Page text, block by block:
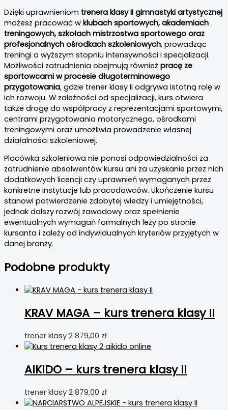
Dzięki uprawnieniom trenera klasy II gimnastyki artystycznej
możesz pracować w klubach sportowych, akademiach
treningowych, szkołach mistrzostwa sportowego oraz
profesjonalnych ośrodkach szkoleniowych, prowadząc
treningi o wyższym stopniu intensywności i specjalizacji.
Możliwości zatrudnienia obejmują również pracę ze
sportowcami w procesie długoterminowego
przygotowania, gdzie trener klasy II odgrywa istotną rolę w
ich rozwoju. W zależności od specjalizacji, kurs otwiera
także drogę do współpracy z reprezentacjami sportowymi,
centrami przygotowania motorycznego, ośrodkami
treningowymi oraz umożliwia prowadzenie własnej
działalności szkoleniowej.
Placówka szkoleniowa nie ponosi odpowiedzialności za
zatrudnienie absolwentów kursu ani za uzyskanie przez nich
dodatkowych licencji czy uprawnień wymaganych przez
konkretne instytucje lub pracodawców. Ukończenie kursu
stanowi potwierdzenie zdobytej wiedzy i umiejętności,
jednak dalszy rozwój zawodowy oraz spełnienie
ewentualnych wymagań formalnych leży po stronie
kursanta i zależy od indywidualnych kryteriów przyjętych w
danej branży.
Podobne produkty
KRAV MAGA – kurs trenera klasy II
trener klasy 2 879,00 zł
AIKIDO – kurs trenera klasy II
trener klasy 2 879,00 zł